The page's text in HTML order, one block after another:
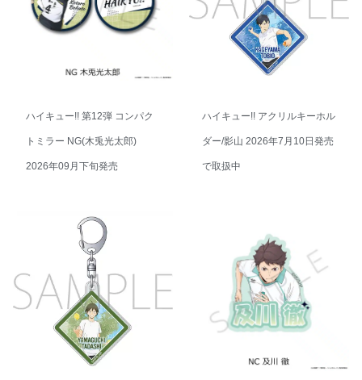
ハイキュー!! 第12弾 コンパク
トミラー NG(木兎光太郎)
2026年09月下旬発売
ハイキュー!! アクリルキーホル
ダー/影山 2026年7月10日発売
で取扱中